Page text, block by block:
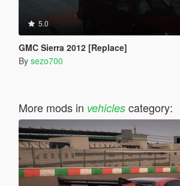
5.0
GMC Sierra 2012 [Replace]
By sezo700
More mods in vehiclescategory: